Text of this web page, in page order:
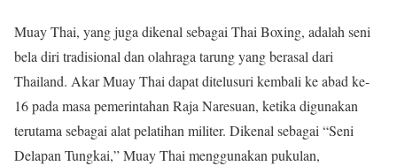
Muay Thai, yang juga dikenal sebagai Thai Boxing, adalah seni
bela diri tradisional dan olahraga tarung yang berasal dari
Thailand. Akar Muay Thai dapat ditelusuri kembali ke abad ke-
16 pada masa pemerintahan Raja Naresuan, ketika digunakan
terutama sebagai alat pelatihan militer. Dikenal sebagai “Seni
Delapan Tungkai,” Muay Thai menggunakan pukulan,